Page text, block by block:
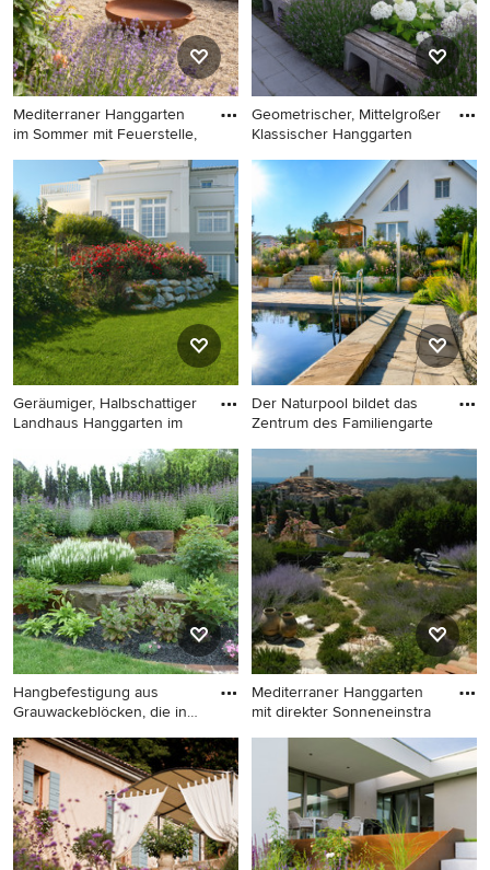
Mediterraner Hanggarten
im Sommer mit Feuerstelle,
Mediterraner Hanggarten im
Sommer mit Feuerstelle,
direkter Sonneneinstrahlung
und Natursteinplatten in
Düsseldorf
Geometrischer, Mittelgroßer
Klassischer Hanggarten
Geometrischer, Mittelgroßer
Klassischer Hanggarten im
Sommer mit Blumenbeet und
direkter Sonneneinstrahlung
in Bonn
Geräumiger, Halbschattiger
Landhaus Hanggarten im
Geräumiger, Halbschattiger
Landhaus Hanggarten im
Sommer mit
Natursteinplatten in Sonstige
Der Naturpool bildet das
Zentrum des Familiengarte
Mittelgroßer Mediterraner
Garten im Sommer mit
direkter Sonneneinstrahlung
und Natursteinplatten in
Sonstige
Hangbefestigung aus
Grauwackeblöcken, die in
Großer Landhausstil Garten
im Sommer mit direkter
Sonneneinstrahlung und
Natursteinplatten in Köln
Mediterraner Hanggarten
mit direkter Sonneneinstra
Mediterraner Hanggarten mit
direkter Sonneneinstrahlung
in Nizza